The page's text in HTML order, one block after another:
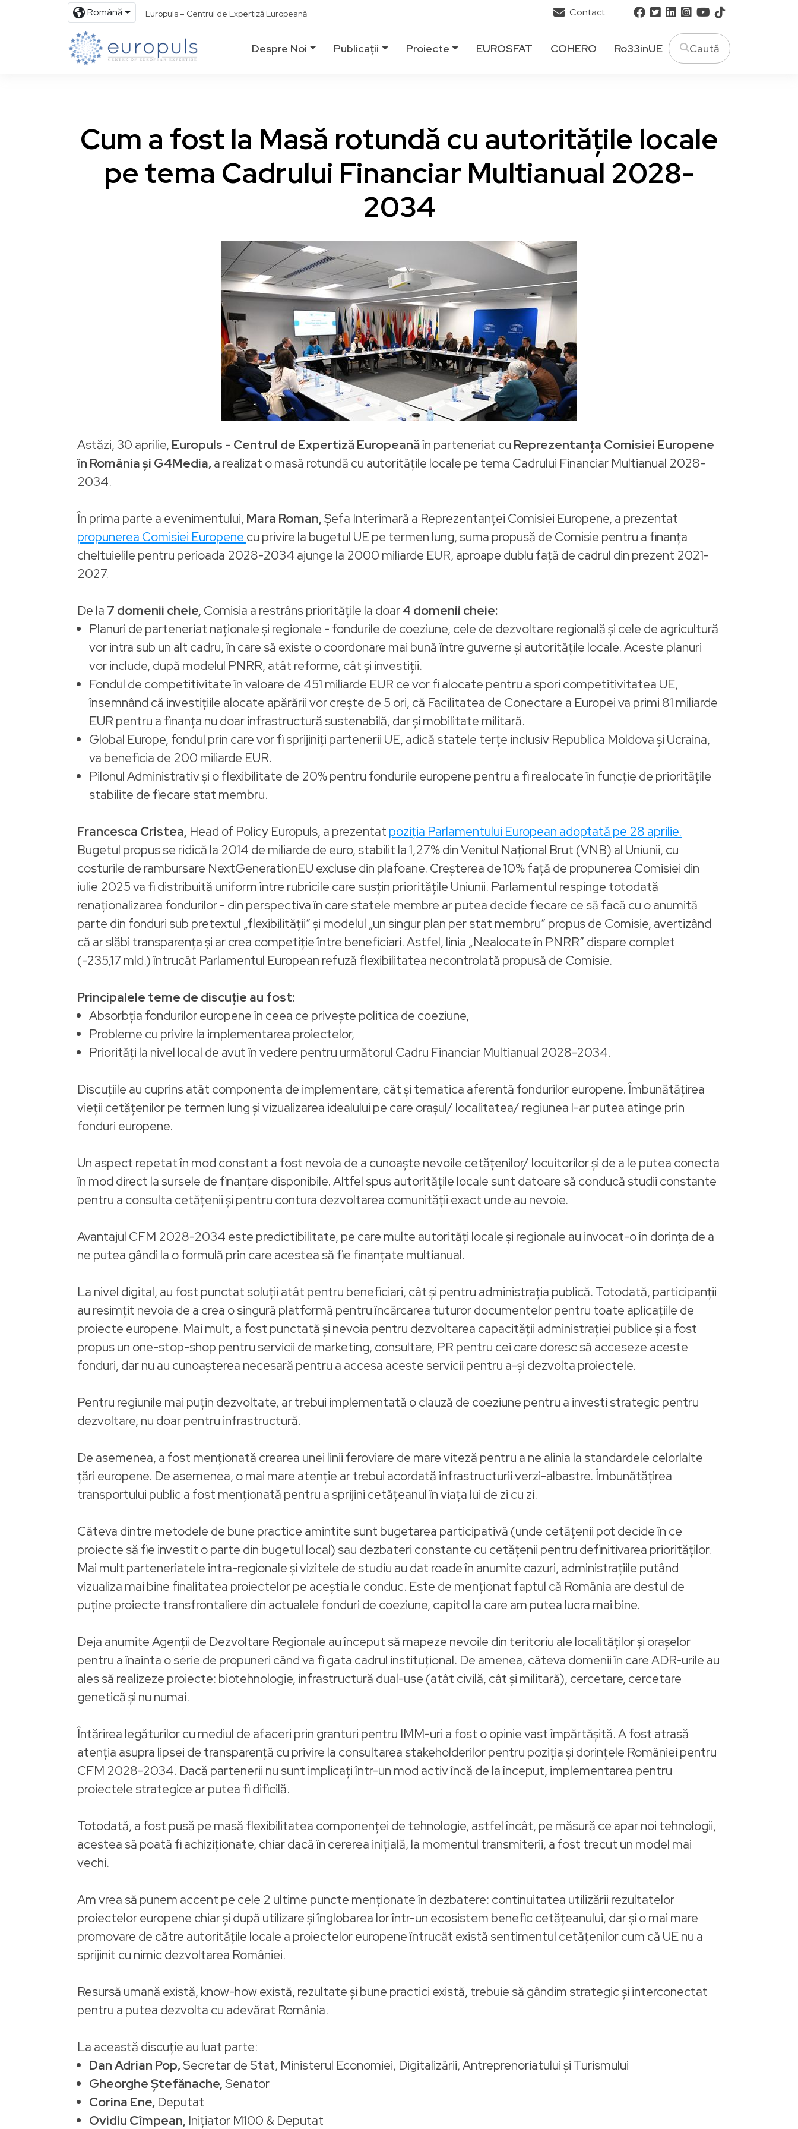
Română Europuls – Centrul de Expertiză Europeană Contact
Despre Noi Publicații Proiecte EUROSFAT COHERO Ro33inUE
Cum a fost la Masă rotundă cu autoritățile locale
pe tema Cadrului Financiar Multianual 2028-
2034
Astăzi, 30 aprilie, Europuls - Centrul de Expertiză Europeanăîn parteneriat cu Reprezentanța Comisiei Europene
în România și G4Media, a realizat o masă rotundă cu autoritățile locale pe tema Cadrului Financiar Multianual 2028-
2034.
În prima parte a evenimentului, Mara Roman,Șefa Interimară a Reprezentanței Comisiei Europene, a prezentat
propunerea Comisiei Europene cu privire la bugetul UE pe termen lung, suma propusă de Comisie pentru a finanța
cheltuielile pentru perioada 2028-2034 ajunge la 2000 miliarde EUR, aproape dublu față de cadrul din prezent 2021-
2027.
De la 7 domenii cheie, Comisia a restrâns prioritățile la doar4 domenii cheie:
Planuri de parteneriat naționale și regionale - fondurile de coeziune, cele de dezvoltare regională și cele de agricultură
vor intra sub un alt cadru, în care să existe o coordonare mai bună între guverne și autoritățile locale. Aceste planuri
vor include, după modelul PNRR, atât reforme, cât și investiții.
Fondul de competitivitate în valoare de 451 miliarde EUR ce vor fi alocate pentru a spori competitivitatea UE,
însemnând că investițiile alocate apărării vor crește de 5 ori, că Facilitatea de Conectare a Europei va primi 81 miliarde
EUR pentru a finanța nu doar infrastructură sustenabilă, dar și mobilitate militară.
Global Europe, fondul prin care vor fi sprijiniți partenerii UE, adică statele terțe inclusiv Republica Moldova și Ucraina,
va beneficia de 200 miliarde EUR.
Pilonul Administrativ și o flexibilitate de 20% pentru fondurile europene pentru a fi realocate în funcție de prioritățile
stabilite de fiecare stat membru.
Francesca Cristea, Head of Policy Europuls, a prezentat poziția Parlamentului European adoptată pe 28 aprilie.
Bugetul propus se ridică la 2014 de miliarde de euro, stabilit la 1,27% din Venitul Național Brut (VNB) al Uniunii, cu
costurile de rambursare NextGenerationEU excluse din plafoane. Creșterea de 10% față de propunerea Comisiei din
iulie 2025 va fi distribuită uniform între rubricile care susțin prioritățile Uniunii. Parlamentul respinge totodată
renaționalizarea fondurilor - din perspectiva în care statele membre ar putea decide fiecare ce să facă cu o anumită
parte din fonduri sub pretextul „flexibilității” și modelul „un singur plan per stat membru” propus de Comisie, avertizând
că ar slăbi transparența și ar crea competiție între beneficiari. Astfel, linia „Nealocate în PNRR” dispare complet
(-235,17 mld.) întrucât Parlamentul European refuză flexibilitatea necontrolată propusă de Comisie.
Principalele teme de discuție au fost:
Absorbția fondurilor europene în ceea ce privește politica de coeziune,
Probleme cu privire la implementarea proiectelor,
Priorități la nivel local de avut în vedere pentru următorul Cadru Financiar Multianual 2028-2034.
Discuțiile au cuprins atât componenta de implementare, cât și tematica aferentă fondurilor europene. Îmbunătățirea
vieții cetățenilor pe termen lung și vizualizarea idealului pe care orașul/ localitatea/ regiunea l-ar putea atinge prin
fonduri europene.
Un aspect repetat în mod constant a fost nevoia de a cunoaște nevoile cetățenilor/ locuitorilor și de a le putea conecta
în mod direct la sursele de finanțare disponibile. Altfel spus autoritățile locale sunt datoare să conducă studii constante
pentru a consulta cetățenii și pentru contura dezvoltarea comunității exact unde au nevoie.
Avantajul CFM 2028-2034 este predictibilitate, pe care multe autorități locale și regionale au invocat-o în dorința de a
ne putea gândi la o formulă prin care acestea să fie finanțate multianual.
La nivel digital, au fost punctat soluții atât pentru beneficiari, cât și pentru administrația publică. Totodată, participanții
au resimțit nevoia de a crea o singură platformă pentru încărcarea tuturor documentelor pentru toate aplicațiile de
proiecte europene. Mai mult, a fost punctată și nevoia pentru dezvoltarea capacității administrației publice și a fost
propus un one-stop-shop pentru servicii de marketing, consultare, PR pentru cei care doresc să acceseze aceste
fonduri, dar nu au cunoașterea necesară pentru a accesa aceste servicii pentru a-și dezvolta proiectele.
Pentru regiunile mai puțin dezvoltate, ar trebui implementată o clauză de coeziune pentru a investi strategic pentru
dezvoltare, nu doar pentru infrastructură.
De asemenea, a fost menționată crearea unei linii feroviare de mare viteză pentru a ne alinia la standardele celorlalte
țări europene. De asemenea, o mai mare atenție ar trebui acordată infrastructurii verzi-albastre. Îmbunătățirea
transportului public a fost menționată pentru a sprijini cetățeanul în viața lui de zi cu zi.
Câteva dintre metodele de bune practice amintite sunt bugetarea participativă (unde cetățenii pot decide în ce
proiecte să fie investit o parte din bugetul local) sau dezbateri constante cu cetățenii pentru definitivarea priorităților.
Mai mult parteneriatele intra-regionale și vizitele de studiu au dat roade în anumite cazuri, administrațiile putând
vizualiza mai bine finalitatea proiectelor pe aceștia le conduc. Este de menționat faptul că România are destul de
puține proiecte transfrontaliere din actualele fonduri de coeziune, capitol la care am putea lucra mai bine.
Deja anumite Agenții de Dezvoltare Regionale au început să mapeze nevoile din teritoriu ale localităților și orașelor
pentru a înainta o serie de propuneri când va fi gata cadrul instituțional. De amenea, câteva domenii în care ADR-urile au
ales să realizeze proiecte: biotehnologie, infrastructură dual-use (atât civilă, cât și militară), cercetare, cercetare
genetică și nu numai.
Întărirea legăturilor cu mediul de afaceri prin granturi pentru IMM-uri a fost o opinie vast împărtășită. A fost atrasă
atenția asupra lipsei de transparență cu privire la consultarea stakeholderilor pentru poziția și dorințele României pentru
CFM 2028-2034. Dacă partenerii nu sunt implicați într-un mod activ încă de la început, implementarea pentru
proiectele strategice ar putea fi dificilă.
Totodată, a fost pusă pe masă flexibilitatea componenței de tehnologie, astfel încât, pe măsură ce apar noi tehnologii,
acestea să poată fi achiziționate, chiar dacă în cererea inițială, la momentul transmiterii, a fost trecut un model mai
vechi.
Am vrea să punem accent pe cele 2 ultime puncte menționate în dezbatere: continuitatea utilizării rezultatelor
proiectelor europene chiar și după utilizare și înglobarea lor într-un ecosistem benefic cetățeanului, dar și o mai mare
promovare de către autoritățile locale a proiectelor europene întrucât există sentimentul cetățenilor cum că UE nu a
sprijinit cu nimic dezvoltarea României.
Resursă umană există, know-how există, rezultate și bune practici există, trebuie să gândim strategic și interconectat
pentru a putea dezvolta cu adevărat România.
La această discuție au luat parte:
Dan Adrian Pop,Secretar de Stat, Ministerul Economiei, Digitalizării, Antreprenoriatului și Turismului
Gheorghe Ștefănache,Senator
Corina Ene, Deputat
Ovidiu Cîmpean, Inițiator M100 & Deputat